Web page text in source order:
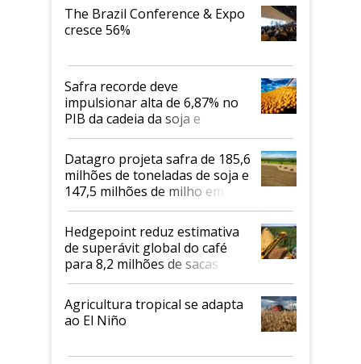
The Brazil Conference & Expo
cresce 56%
Safra recorde deve
impulsionar alta de 6,87% no
PIB da cadeia da soja e
biodiesel em 2026
Datagro projeta safra de 185,6
milhões de toneladas de soja e
147,5 milhões de milho em
2026/27
Hedgepoint reduz estimativa
de superávit global do café
para 8,2 milhões de sacas
Agricultura tropical se adapta
ao El Niño